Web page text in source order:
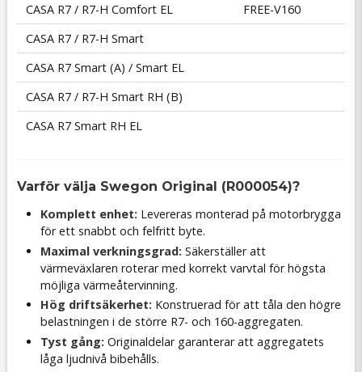
CASA R7 / R7-H Comfort EL
FREE-V160
CASA R7 / R7-H Smart
CASA R7 Smart (A) / Smart EL
CASA R7 / R7-H Smart RH (B)
CASA R7 Smart RH EL
Varför välja Swegon Original (R000054)?
Komplett enhet: Levereras monterad på motorbrygga
för ett snabbt och felfritt byte.
Maximal verkningsgrad: Säkerställer att
värmeväxlaren roterar med korrekt varvtal för högsta
möjliga värmeåtervinning.
Hög driftsäkerhet: Konstruerad för att tåla den högre
belastningen i de större R7- och 160-aggregaten.
Tyst gång: Originaldelar garanterar att aggregatets
låga ljudnivå bibehålls.